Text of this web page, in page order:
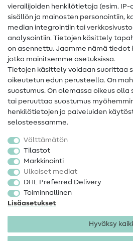
Ompeluohjeet
Apua ja yhteystiedot
Yhteystiedot
Tietoa omistajanvaihdoksesta
Peruutusoikeus
Suosittu
Kankaat
Ompelutarvikkeet
Ale
vierailijoiden henkilötietoja (esim. IP-
sisällön ja mainosten personointiin,
median integrointiin tai
analysointiin. Tietojen käsittely
on asennettu. Jaamme nämä tiedot
jotka mainitsemme asetuksissa.
Tietojen käsittely voidaan suorittaa
oikeutetun edun perusteella. On
suostumus. On olemassa oikeus
tai peruuttaa suostumus
henkilötietojen ja palveluiden
selosteessamme.
Välttämätön
Tilastot
Markkinointi
Ulkoiset mediat
DHL Preferred Delivery
Toiminnallinen
Lisäasetukset
Hyväksy